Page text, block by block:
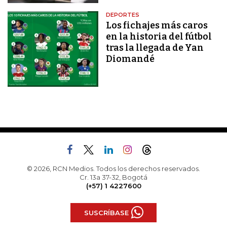
DEPORTES
Los fichajes más caros
en la historia del fútbol
tras la llegada de Yan
Diomandé
© 2026, RCN Medios. Todos los derechos reservados.
Cr. 13a 37-32, Bogotá
(+57) 1 4227600
SUSCRÍBASE